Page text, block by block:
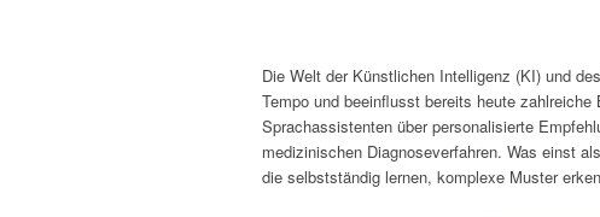
Die Welt der Künstlichen Intelligenz (KI) und
Tempo und beeinflusst bereits heute
Sprachassistenten über personalisierte
medizinischen Diagnoseverfahren. Was einst
die selbstständig lernen, komplexe Muster